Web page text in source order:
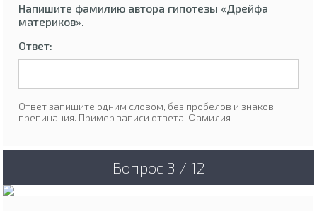
Напишите фамилию автора гипотезы «Дрейфа
материков».
Ответ:
Ответ запишите одним словом, без пробелов и знаков
препинания. Пример записи ответа: Фамилия
Вопрос 3 / 12